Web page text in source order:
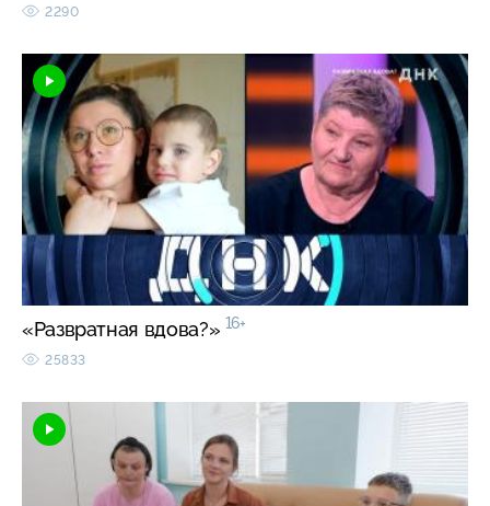
2290
«Развратная вдова?» 16+
25833